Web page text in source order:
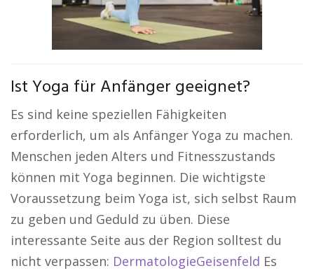
Ist Yoga für Anfänger geeignet?
Es sind keine speziellen Fähigkeiten
erforderlich, um als Anfänger Yoga zu machen.
Menschen jeden Alters und Fitnesszustands
können mit Yoga beginnen. Die wichtigste
Voraussetzung beim Yoga ist, sich selbst Raum
zu geben und Geduld zu üben. Diese
interessante Seite aus der Region solltest du
nicht verpassen: DermatologieGeisenfeld Es